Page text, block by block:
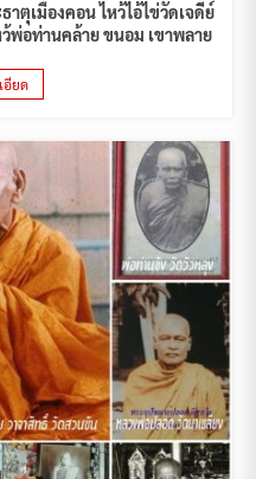
าตุเมืองคอน ไหว้ไอ้ไข่วัดเจดีย์
พ่อท่านคล้าย ขนอม เขาพลาย
อียด